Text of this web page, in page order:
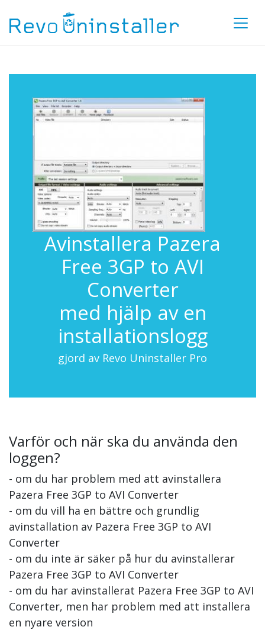
Avinstallera Pazera
Free 3GP to AVI
Converter
med hjälp av en
installationslogg
gjord av Revo Uninstaller Pro
Varför och när ska du använda den
loggen?
- om du har problem med att avinstallera
Pazera Free 3GP to AVI Converter
- om du vill ha en bättre och grundlig
avinstallation av Pazera Free 3GP to AVI
Converter
- om du inte är säker på hur du avinstallerar
Pazera Free 3GP to AVI Converter
- om du har avinstallerat Pazera Free 3GP to AVI
Converter, men har problem med att installera
en nyare version